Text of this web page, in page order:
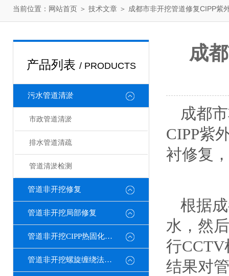
当前位置： 网站首页 ＞ 技术文章 ＞ 成都市非开挖管道修复CIPP紫
产品列表 / PRODUCTS
污水管道清淤
市政管道清淤
排水管道清疏
管道清淤检测
管道非开挖修复
管道非开挖局部修复
管道非开挖CIPP热固化修复
管道非开挖螺旋缠绕法修复
成
成都
CIPP紫
衬修复
根据
水，然
行
结果对